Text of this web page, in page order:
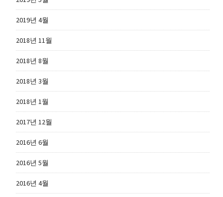
2019년 4월
2018년 11월
2018년 8월
2018년 3월
2018년 1월
2017년 12월
2016년 6월
2016년 5월
2016년 4월